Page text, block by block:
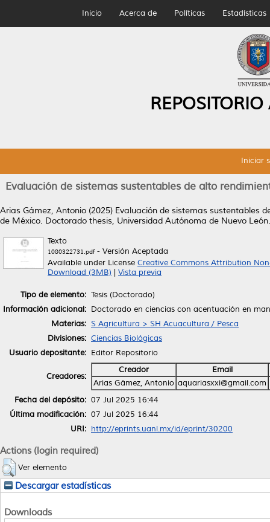
Inicio Acerca de Políticas Estadísticas
Iniciar
Evaluación de sistemas sustentables de alto
Arias Gámez, Antonio (2025) Evaluación de sistemas sustentables
de México. Doctorado thesis, Universidad Autónoma de Nuevo León.
Texto
1080322731.pdf- Versión Aceptada
Available under License Creative Commons Attribution
Download (3MB)
Vista previa
Tipo de elemento: Tesis (Doctorado)
Información adicional: Doctorado en ciencias con acentuación en
Materias: S Agricultura > SH Acuacultura / Pesca
Divisiones: Ciencias Biológicas
Usuario depositante: Editor Repositorio
Creadores:
Creador
Email
Arias Gámez, Antonio aquariasxxi@gmail.com
Fecha del depósito: 07 Jul 2025 16:44
Última modificación: 07 Jul 2025 16:44
URI: http://eprints.uanl.mx/id/eprint/30200
Actions (login required)
Ver elemento
Descargar estadísticas
Downloads